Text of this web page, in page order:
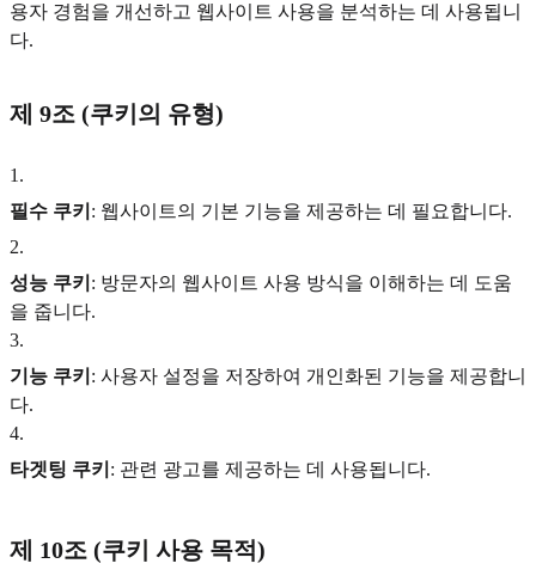
용자 경험을 개선하고 웹사이트 사용을 분석하는 데 사용됩니
다.
제 9조 (쿠키의 유형)
1 .
필수 쿠키 : 웹사이트의 기본 기능을 제공하는 데 필요합니다.
2.
성능 쿠키 : 방문자의 웹사이트 사용 방식을 이해하는 데 도움
을 줍니다.
3.
기능 쿠키 : 사용자 설정을 저장하여 개인화된 기능을 제공합니
다.
4.
타겟팅 쿠키 : 관련 광고를 제공하는 데 사용됩니다.
제 10조 (쿠키 사용 목적)